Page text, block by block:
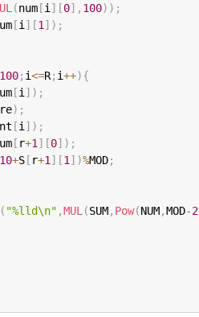
(num [i ] [0] , 100) ) ;
[i ] [1 ] ) ;
100; i<=R; i++){
[i ] ) ;
) ;
[i ] ) ;
[ r+1 ] [0] ) ;
10+S [ r+1 ] [1 ] )%MOD;
( "%lld\n" ,MUL (SUM, Pow(NUM,MOD-2